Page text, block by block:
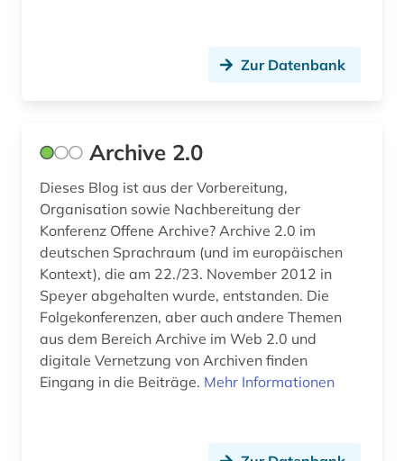
druckwerk (9)
dunhuang (1)
dunhuang-handschriften (1)
dänemark (1)
e-learning (3)
edition (3)
eichstätt (1)
Zur Datenbank
Archive 2.0
Dieses Blog ist aus der Vorbereitung,
Organisation sowie Nachbereitung der
Konferenz Offene Archive? Archive 2.0 im
deutschen Sprachraum (und im europäischen
Kontext), die am 22./23. November 2012 in
Speyer abgehalten wurde, entstanden. Die
Folgekonferenzen, aber auch andere Themen
aus dem Bereich Archive im Web 2.0 und
digitale Vernetzung von Archiven finden
Eingang in die Beiträge. Mehr Informationen